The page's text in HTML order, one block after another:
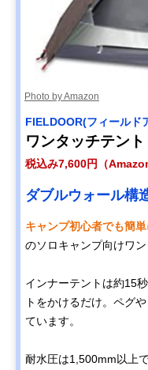
Photo by Amazon
FIELDOOR(フィールド
ワンタッチテン
税込み7,600円（
ダブルウォール構
キャンプ初心者でも簡
のソロキャンプ向けワン
インナーテントは約15
トをかけるだけ。ペグ
ています。
耐水圧は1,500mm以上